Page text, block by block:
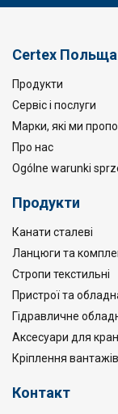
Certex Польща
Продукти
Сервіс і послуги
Марки, які ми
Про нас
Ogólne warunki
Продукти
Канати сталеві
Ланцюги та
Стропи текстильні
Пристрої та
Гідравличне
Аксесуари для
Кріплення вантажів
Контакт